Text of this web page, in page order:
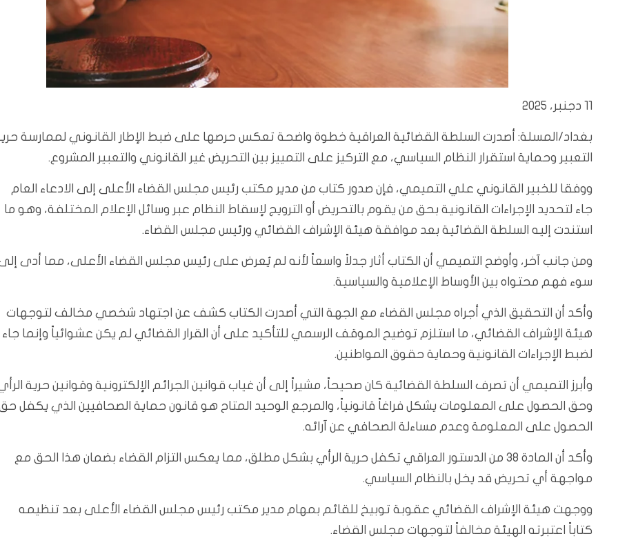
11 دجنبر، 2025
بغداد/المسلة: أصدرت السلطة القضائية العراقية خطوة واضحة تعكس حرصها على ضبط الإطار القانوني لممارسة
التعبير وحماية استقرار النظام السياسي، مع التركيز على التمييز بين التحريض غير القانوني والتعبير المشروع.
ووفقا للخبير القانوني علي التميمي، فإن صدور كتاب من مدير مكتب رئيس مجلس القضاء الأعلى إلى الادعاء العام
جاء لتحديد الإجراءات القانونية بحق من يقوم بالتحريض أو الترويج لإسقاط النظام عبر وسائل الإعلام المختلفة، وهو ما
استندت إليه السلطة القضائية بعد موافقة هيئة الإشراف القضائي ورئيس مجلس القضاء.
ومن جانب آخر، وأوضح التميمي أن الكتاب أثار جدلاً واسعاً لأنه لم يُعرض على رئيس مجلس القضاء الأعلى، مما أدى
سوء فهم محتواه بين الأوساط الإعلامية والسياسية.
وأكد أن التحقيق الذي أجراه مجلس القضاء مع الجهة التي أصدرت الكتاب كشف عن اجتهاد شخصي مخالف لتوجهات
هيئة الإشراف القضائي، ما استلزم توضيح الموقف الرسمي للتأكيد على أن القرار القضائي لم يكن عشوائياً وإنما جاء
لضبط الإجراءات القانونية وحماية حقوق المواطنين.
وأبرز التميمي أن تصرف السلطة القضائية كان صحيحاً، مشيراً إلى أن غياب قوانين الجرائم الإلكترونية وقوانين حرية
وحق الحصول على المعلومات يشكل فراغاً قانونياً، والمرجع الوحيد المتاح هو قانون حماية الصحافيين الذي يكفل
الحصول على المعلومة وعدم مساءلة الصحافي عن آرائه.
وأكد أن المادة 38 من الدستور العراقي تكفل حرية الرأي بشكل مطلق، مما يعكس التزام القضاء بضمان هذا الحق مع
مواجهة أي تحريض قد يخل بالنظام السياسي.
ووجهت هيئة الإشراف القضائي عقوبة توبيخ للقائم بمهام مدير مكتب رئيس مجلس القضاء الأعلى بعد تنظيمه
كتاباً اعتبرته الهيئة مخالفاً لتوجهات مجلس القضاء.